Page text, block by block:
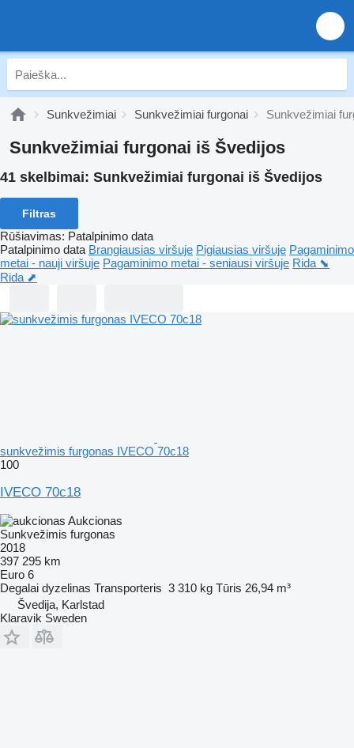
Sunkvežimiai Sunkvežimiai furgonai Sunkvežimiai
Sunkvežimiai furgonai iš Švedijos
41 skelbimai: Sunkvežimiai furgonai iš Švedijos
Filtras
Rūšiavimas: Patalpinimo data
Patalpinimo data Brangiausias viršuje Pigiausias viršuje Pagaminimo
metai - nauji viršuje Pagaminimo metai - seniausi viršuje Rida ⬊
Rida ⬈
sunkvežimis furgonas IVECO 70c18
100
IVECO 70c18
Aukcionas
Sunkvežimis furgonas
2018
397 295 km
Euro 6
Degalai dyzelinas Transporteris 3 310 kg Tūris 26,94 m³
Švedija, Karlstad
Klaravik Sweden